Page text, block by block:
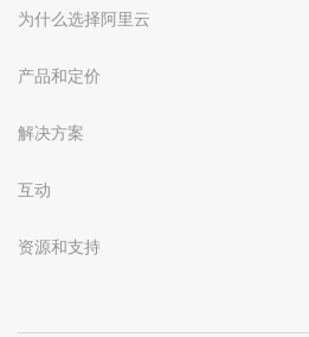
为什么选择阿里云
产品和定价
解决方案
互动
资源和支持